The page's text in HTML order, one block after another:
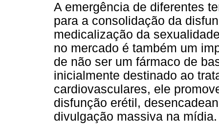
A emergência de diferentes
para a consolidação da
medicalização da
no mercado é também um
de não ser um fármaco de
inicialmente destinado ao
cardiovasculares, ele
disfunção erétil,
divulgação massiva na mídia.